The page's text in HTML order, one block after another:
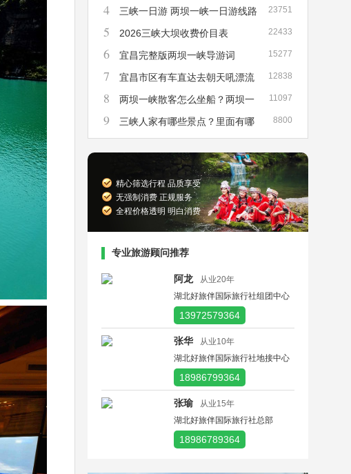
23751
4
三峡一日游 两坝一峡一日游线路
详解
22433
5 2026三峡大坝收费价目表
15277
6 宜昌完整版两坝一峡导游词
12838
7
宜昌市区有车直达去朝天吼漂流
吗？需要多长时间？多少钱？
11097
8
两坝一峡散客怎么坐船？两坝一
峡散客船票在哪里买
8800
9
三峡人家有哪些景点？里面有哪
精心筛选行程 品质享受
无强制消费 正规服务
全程价格透明 明白消费
专业旅游顾问推荐
阿龙
从业20年
湖北好旅伴国际旅行社组团中心
13972579364
张华
从业10年
湖北好旅伴国际旅行社地接中心
18986799364
张瑜
从业15年
湖北好旅伴国际旅行社总部
18986789364